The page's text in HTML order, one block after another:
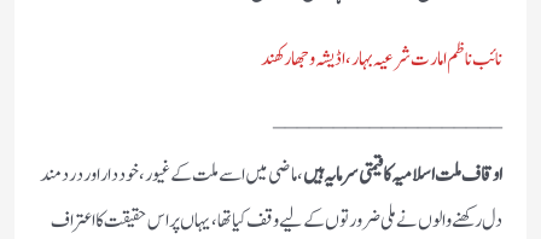
نائب ناظم امارت شرعیہ بہار، اڈیشہ وجھارکھند
اوقاف ملت اسلامیہ کا قیمتی سرمایہ ہیں، ماضی میں اسے ملت کے غیور، خود دار اور درد مند
دل رکھنے والوں نے ملی ضرورتوں کے لیے وقف کیا تھا ، یہاں پر اس حقیقت کا اعتراف